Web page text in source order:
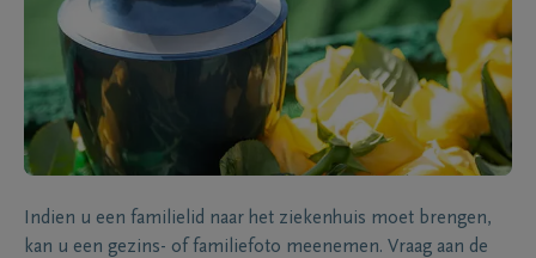
Indien u een familielid naar het ziekenhuis moet brengen,
kan u een gezins- of familiefoto meenemen. Vraag aan de